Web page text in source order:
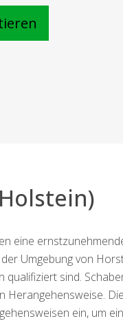
eine
Umgebung von
sind.
Herangehensweise.
ein, um